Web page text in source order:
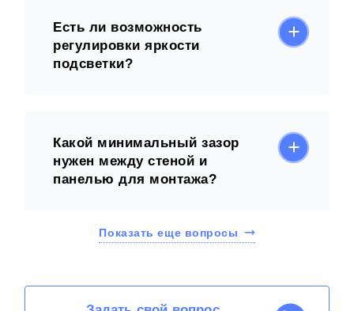
Есть ли возможность
регулировки яркости
подсветки?
Какой минимальный зазор
нужен между стеной и
панелью для монтажа?
Показать еще вопросы